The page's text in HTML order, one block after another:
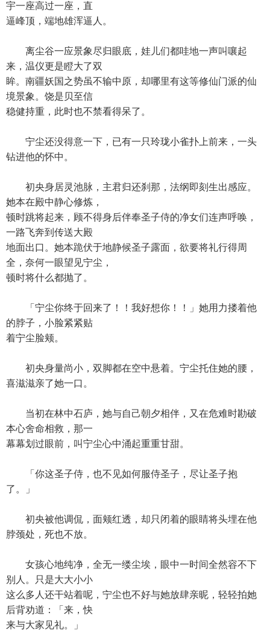
宇一座高过一座，直
逼峰顶，端地雄浑逼人。
离尘谷一应景象尽归眼底，娃儿们都哇地一声叫嚷起
来，温仪更是瞪大了双
眸。南疆妖国之势虽不输中原，却哪里有这等修仙门派的仙
境景象。饶是贝至信
稳健持重，此时也不禁看得呆了。
宁尘还没得意一下，已有一只玲珑小雀扑上前来，一头
钻进他的怀中。
初央身居灵池脉，主君归还刹那，法纲即刻生出感应。
她本在殿中静心修炼，
顿时跳将起来，顾不得身后伴奉圣子侍的净女们连声呼唤，
一路飞奔到传送大殿
地面出口。她本跪伏于地静候圣子露面，欲要将礼行得周
全，奈何一眼望见宁尘，
顿时将什么都抛了。
「宁尘你终于回来了！！我好想你！！」她用力搂着他
的脖子，小脸紧紧贴
着宁尘脸颊。
初央身量尚小，双脚都在空中悬着。宁尘托住她的腰，
喜滋滋亲了她一口。
当初在林中石庐，她与自己朝夕相伴，又在危难时勘破
本心舍命相救，那一
幕幕划过眼前，叫宁尘心中涌起重重甘甜。
「你这圣子侍，也不见如何服侍圣子，尽让圣子抱
了。」
初央被他调侃，面颊红透，却只闭着的眼睛将头埋在他
脖颈处，死也不放。
女孩心地纯净，全无一缕尘埃，眼中一时间全然容不下
别人。只是大大小小
这么多人还干站着呢，宁尘也不好与她放肆亲昵，轻轻拍她
后背劝道：「来，快
来与大家见礼。」